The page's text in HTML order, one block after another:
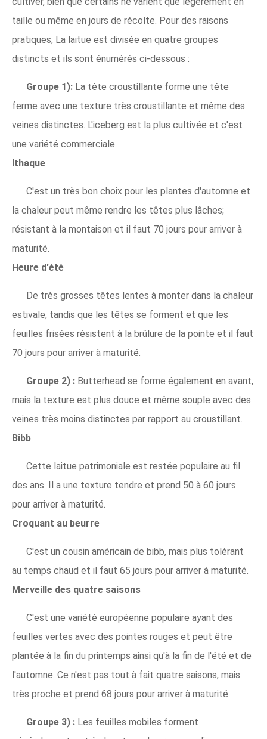
taille ou même en jours de récolte. Pour des raisons
pratiques, La laitue est divisée en quatre groupes
distincts et ils sont énumérés ci-dessous :
Groupe 1): La tête croustillante forme une tête
ferme avec une texture très croustillante et même des
veines distinctes. L'iceberg est la plus cultivée et c'est
une variété commerciale.
Ithaque
C'est un très bon choix pour les plantes d'automne et
la chaleur peut même rendre les têtes plus lâches;
résistant à la montaison et il faut 70 jours pour arriver à
maturité.
Heure d'été
De très grosses têtes lentes à monter dans la chaleur
estivale, tandis que les têtes se forment et que les
feuilles frisées résistent à la brûlure de la pointe et il faut
70 jours pour arriver à maturité.
Groupe 2) : Butterhead se forme également en avant,
mais la texture est plus douce et même souple avec des
veines très moins distinctes par rapport au croustillant.
Bibb
Cette laitue patrimoniale est restée populaire au fil
des ans. Il a une texture tendre et prend 50 à 60 jours
pour arriver à maturité.
Croquant au beurre
C'est un cousin américain de bibb, mais plus tolérant
au temps chaud et il faut 65 jours pour arriver à maturité.
Merveille des quatre saisons
C'est une variété européenne populaire ayant des
feuilles vertes avec des pointes rouges et peut être
plantée à la fin du printemps ainsi qu'à la fin de l'été et de
l'automne. Ce n'est pas tout à fait quatre saisons, mais
très proche et prend 68 jours pour arriver à maturité.
Groupe 3) : Les feuilles mobiles forment